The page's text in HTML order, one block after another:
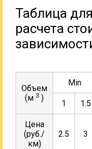
Таблица
расчета
Объем
(м 3 )
Min
1
1.5
Цена
(руб./
км)
2.5 3